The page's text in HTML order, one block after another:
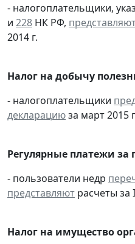
- налогоплательщики,
и 228 НК РФ,
2014 г.
Налог на добычу
- налогоплательщики
декларациюза март 2015
Регулярные платежи
- пользователи недр
представляют расчеты за
Налог на имущество